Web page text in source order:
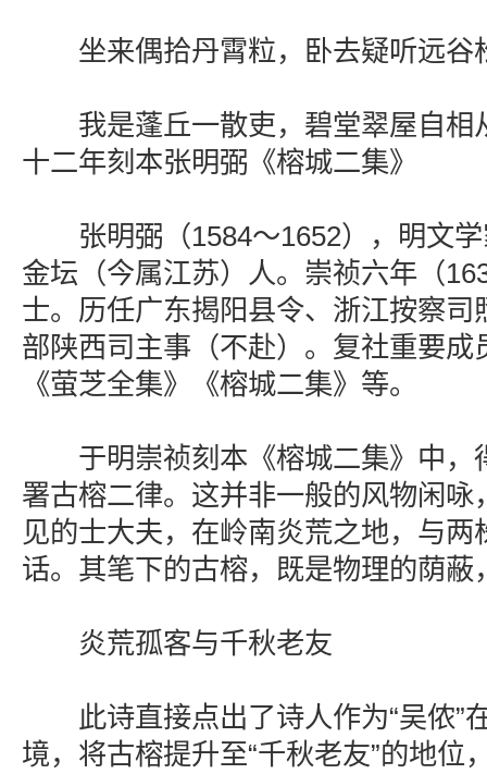
坐来偶拾丹霄粒，卧去疑听远谷
我是蓬丘一散吏，碧堂翠屋自相
十二年刻本张明弼《榕城二集》
张明弼（1584～1652），明文学
金坛（今属江苏）人。崇祯六年（
士。历任广东揭阳县令、浙江按察司
部陕西司主事（不赴）。复社重要成
《萤芝全集》《榕城二集》等。
于明崇祯刻本《榕城二集》中，
署古榕二律。这并非一般的风物闲咏
见的士大夫，在岭南炎荒之地，与
话。其笔下的古榕，既是物理的荫蔽
炎荒孤客与千秋老友
此诗直接点出了诗人作为“吴侬”
境，将古榕提升至“千秋老友”的地位